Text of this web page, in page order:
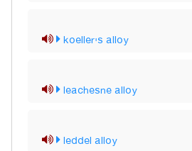
koeller's alloy
leachesne alloy
leddel alloy